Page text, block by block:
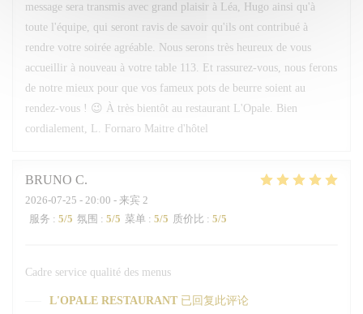
message sera transmis avec grand plaisir à Léa, Hugo ainsi qu'à
toute l'équipe, qui seront ravis de savoir qu'ils ont contribué à
rendre votre soirée agréable. Nous serons très heureux de vous
accueillir à nouveau à votre table 113. Et rassurez-vous, nous ferons
de notre mieux pour que vos fameux pots de beurre soient au
rendez-vous ! 😉 À très bientôt au restaurant L'Opale. Bien
cordialement, L. Fornaro Maitre d'hôtel
BRUNO C
2026-07-25 - 20:00 - 来宾 2
服务 : 5/5 氛围 : 5/5 菜单 : 5/5 质价比 : 5/5
Cadre service qualité des menus
L'OPALE RESTAURANT 已回复此评论